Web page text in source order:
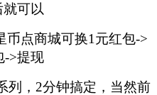
可以
币点商城可换1元红包->
->提现
列，2分钟搞定，当然前